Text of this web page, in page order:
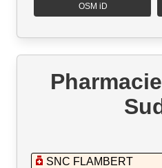
OSM iD
SNC FLAMBERT